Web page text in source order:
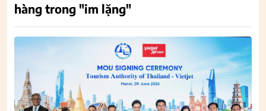
hàng trong "im lặng"